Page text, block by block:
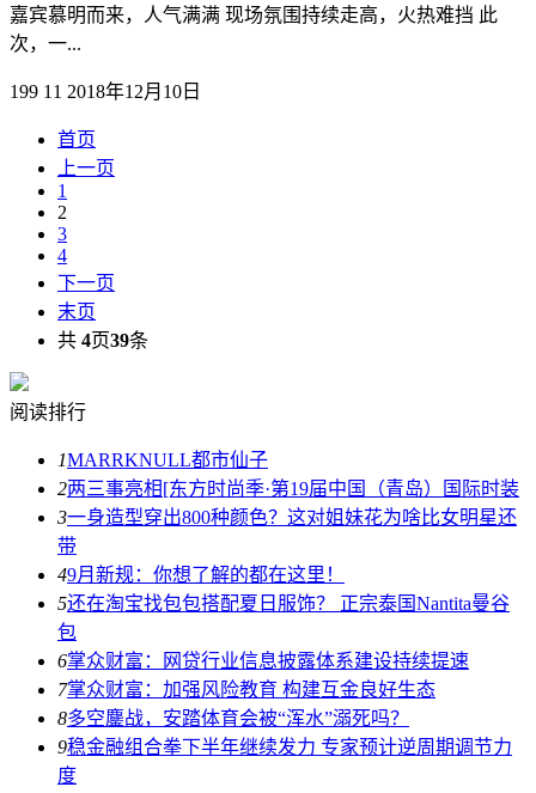
嘉宾慕明而来，人气满满 现场氛围持续走高，火热难挡 此
次，一...
199 11 2018年12月10日
首页
上一页
1
2
3
4
下一页
末页
共 4页39条
阅读排行
1MARRKNULL都市仙子
2两三事亮相[东方时尚季·第19届中国（青岛）国际时装
3一身造型穿出800种颜色？这对姐妹花为啥比女明星还
带
49月新规：你想了解的都在这里！
5还在淘宝找包包搭配夏日服饰？ 正宗泰国Nantita曼谷
包
6掌众财富：网贷行业信息披露体系建设持续提速
7掌众财富：加强风险教育 构建互金良好生态
8多空鏖战，安踏体育会被“浑水”溺死吗？
9稳金融组合拳下半年继续发力 专家预计逆周期调节力
度